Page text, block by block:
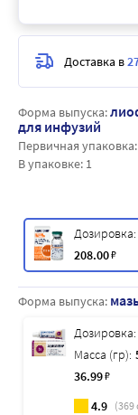
Форма выпуска:
для инфузий
Первичная упаковка:
В упаковке: 1
Дозировка:
208.00₽
Форма выпуска:
Дозировка:
Масса (гр):
36.99₽
4.9 (369
Доставка в